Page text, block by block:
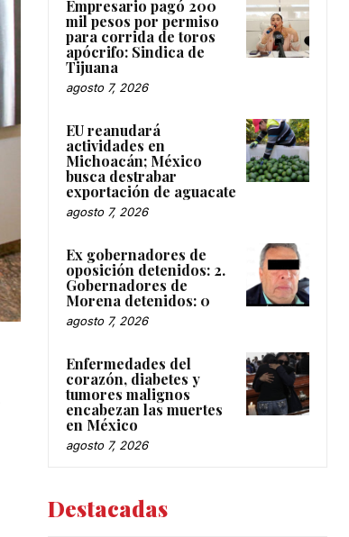
Empresario pagó 200
mil pesos por permiso
para corrida de toros
apócrifo: Sindica de
Tijuana
agosto 7, 2026
EU reanudará
actividades en
Michoacán; México
busca destrabar
exportación de aguacate
agosto 7, 2026
Ex gobernadores de
oposición detenidos: 2.
Gobernadores de
Morena detenidos: 0
agosto 7, 2026
Enfermedades del
corazón, diabetes y
tumores malignos
encabezan las muertes
en México
agosto 7, 2026
Destacadas